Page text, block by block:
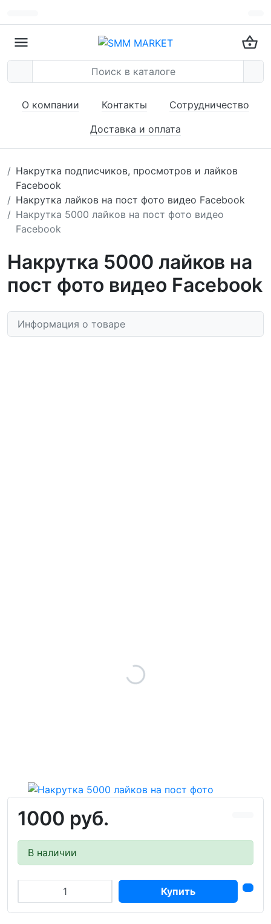
О компании Контакты
Сотрудничество
Доставка и оплата
Накрутка подписчиков, просмотров и лайков
Facebook
Накрутка лайков на пост фото видео Facebook
Накрутка 5000 лайков на пост фото видео
Facebook
Накрутка 5000 лайков на
пост фото видео Facebook
Информация о товаре
1000 руб.
В наличии
Купить